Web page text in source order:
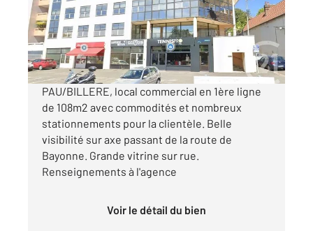
Immeuble à louer
880 €
par mois charges comprises
PAU/BILLERE, local commercial en 1ère ligne
de 108m2 avec commodités et nombreux
stationnements pour la clientèle. Belle
visibilité sur axe passant de la route de
Bayonne. Grande vitrine sur rue.
Renseignements à l'agence
Voir le détail du bien